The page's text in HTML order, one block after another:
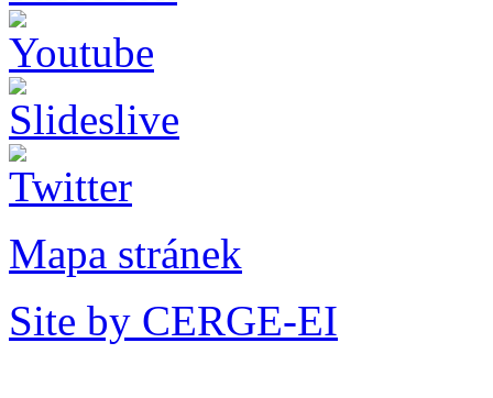
Mapa stránek
Site by CERGE-EI